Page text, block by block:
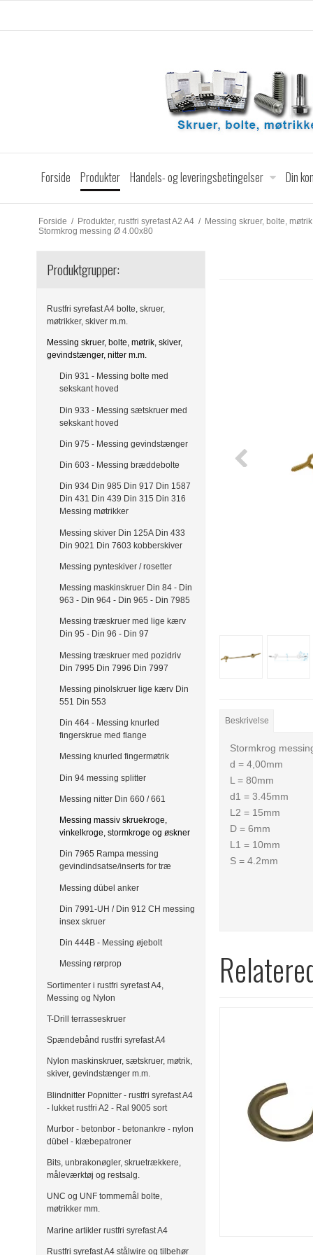
Forside Produkter Handels- og leveringsbetingelser Din
Forside / Produkter, rustfri syrefast A2 A4 / Messing skruer, bolte,
Stormkrog messing Ø 4.00x80
Produktgrupper:
Rustfri syrefast A4 bolte, skruer,
møtrikker, skiver m.m.
Messing skruer, bolte, møtrik, skiver,
gevindstænger, nitter m.m.
Din 931 - Messing bolte med
sekskant hoved
Din 933 - Messing sætskruer med
sekskant hoved
Din 975 - Messing gevindstænger
Din 603 - Messing bræddebolte
Din 934 Din 985 Din 917 Din 1587
Din 431 Din 439 Din 315 Din 316
Messing møtrikker
Messing skiver Din 125A Din 433
Din 9021 Din 7603 kobberskiver
Messing pynteskiver / rosetter
Messing maskinskruer Din 84 - Din
963 - Din 964 - Din 965 - Din 7985
Messing træskruer med lige kærv
Din 95 - Din 96 - Din 97
Messing træskruer med pozidriv
Din 7995 Din 7996 Din 7997
Messing pinolskruer lige kærv Din
551 Din 553
Din 464 - Messing knurled
fingerskrue med flange
Messing knurled fingermøtrik
Din 94 messing splitter
Messing nitter Din 660 / 661
Messing massiv skruekroge,
vinkelkroge, stormkroge og øskner
Din 7965 Rampa messing
gevindindsatse/inserts for træ
Messing dübel anker
Din 7991-UH / Din 912 CH messing
insex skruer
Din 444B - Messing øjebolt
Messing rørprop
Sortimenter i rustfri syrefast A4,
Messing og Nylon
T-Drill terrasseskruer
Spændebånd rustfri syrefast A4
Nylon maskinskruer, sætskruer, møtrik,
skiver, gevindstænger m.m.
Blindnitter Popnitter - rustfri syrefast A4
- lukket rustfri A2 - Ral 9005 sort
Murbor - betonbor - betonankre - nylon
dübel - klæbepatroner
Bits, unbrakonøgler, skruetrækkere,
måleværktøj og restsalg.
UNC og UNF tommemål bolte,
møtrikker mm.
Marine artikler rustfri syrefast A4
Rustfri syrefast A4 stålwire og tilbehør
Beskrivelse
Stormkrog
d = 4,00mm
L = 80mm
d1 = 3.45mm
L2 = 15mm
D = 6mm
L1 = 10mm
S = 4.2mm